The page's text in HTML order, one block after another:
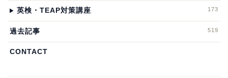
英検・TEAP対策講座 173
過去記事 519
CONTACT